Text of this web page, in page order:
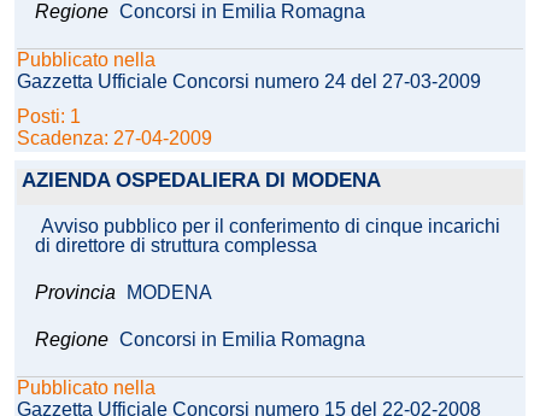
Regione Concorsi in Emilia Romagna
Pubblicato nella
Gazzetta Ufficiale Concorsi numero 24 del 27-03-2009
Posti: 1
Scadenza: 27-04-2009
AZIENDA OSPEDALIERA DI MODENA
Avviso pubblico per il conferimento di cinque incarichi
di direttore di struttura complessa
Provincia MODENA
Regione Concorsi in Emilia Romagna
Pubblicato nella
Gazzetta Ufficiale Concorsi numero 15 del 22-02-2008